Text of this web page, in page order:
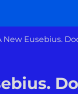
New Eusebius.